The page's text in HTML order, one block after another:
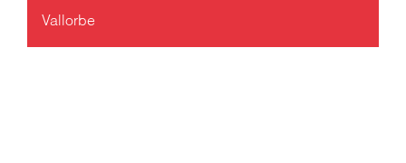
Vallorbe